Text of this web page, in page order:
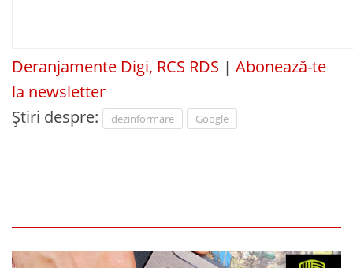
Deranjamente Digi, RCS RDS | Abonează-te
la newsletter
Știri despre:
dezinformare Google